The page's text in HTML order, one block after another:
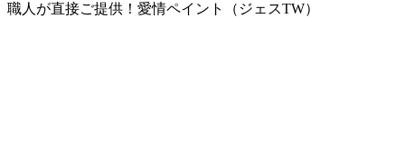
職人が直接ご提供！愛情ペイント（ジェスTW）